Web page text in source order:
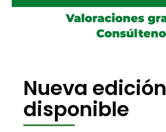
Nueva edición
disponible